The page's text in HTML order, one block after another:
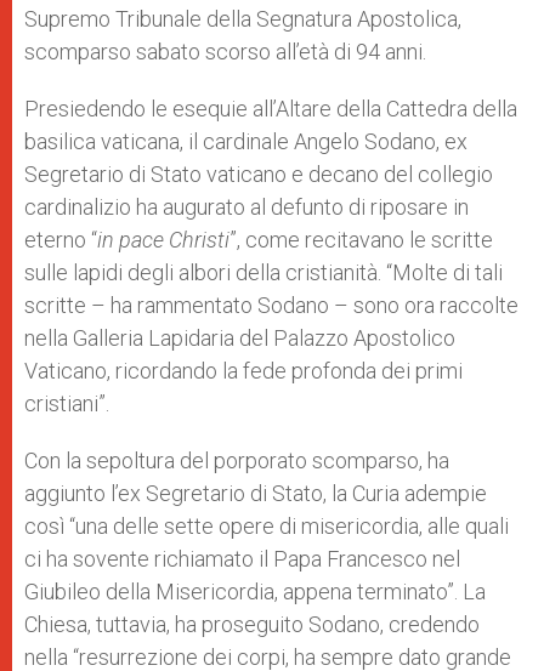
Supremo Tribunale della Segnatura Apostolica,
scomparso sabato scorso all’età di 94 anni.
Presiedendo le esequie all’Altare della Cattedra della
basilica vaticana, il cardinale Angelo Sodano, ex
Segretario di Stato vaticano e decano del collegio
cardinalizio ha augurato al defunto di riposare in
eterno “in pace Christi”, come recitavano le scritte
sulle lapidi degli albori della cristianità. “Molte di tali
scritte – ha rammentato Sodano – sono ora raccolte
nella Galleria Lapidaria del Palazzo Apostolico
Vaticano, ricordando la fede profonda dei primi
cristiani”.
Con la sepoltura del porporato scomparso, ha
aggiunto l’ex Segretario di Stato, la Curia adempie
così “una delle sette opere di misericordia, alle quali
ci ha sovente richiamato il Papa Francesco nel
Giubileo della Misericordia, appena terminato”. La
Chiesa, tuttavia, ha proseguito Sodano, credendo
nella “resurrezione dei corpi, ha sempre dato grande